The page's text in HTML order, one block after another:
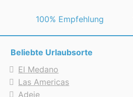
100% Empfehlung
Beliebte Urlaubsorte
El Medano
Las Americas
Adeje